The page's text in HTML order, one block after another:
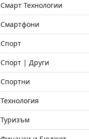
Смарт Технологии
Смартфони
Спорт
Спорт | Други
Спортни
Технология
Туризъм